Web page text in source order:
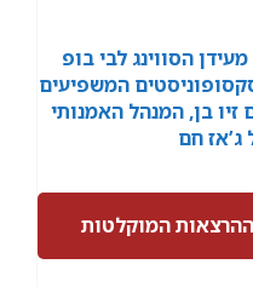
הסווינג לבי בופ
בופ- 20 הסקסופוניסטים המשפיעים
הג’אז 2! עם זיו בן, המנהל האמנותי
ג’אז חם
המוקלטות